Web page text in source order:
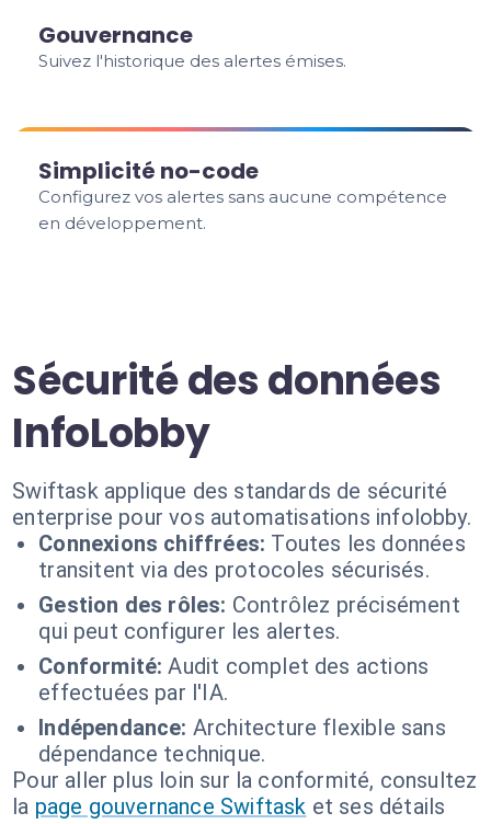
Gouvernance
Suivez l'historique des alertes émises.
Simplicité no-code
Configurez vos alertes sans aucune compétence
en développement.
Sécurité des données
InfoLobby
Swiftask applique des standards de sécurité
enterprise pour vos automatisations infolobby.
Connexions chiffrées: Toutes les données
transitent via des protocoles sécurisés.
Gestion des rôles: Contrôlez précisément
qui peut configurer les alertes.
Conformité: Audit complet des actions
effectuées par l'IA.
Indépendance: Architecture flexible sans
dépendance technique.
Pour aller plus loin sur la conformité, consultez
la page gouvernance Swiftask et ses détails